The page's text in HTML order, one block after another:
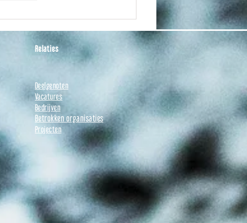
Relaties
Deelgenoten
Vacatures
Bedrijven
Betrokken organisaties
Projecten